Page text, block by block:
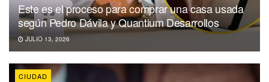
Este es el proceso para comprar una casa usada
según Pedro Dávila y Quantium Desarrollos
JULIO 13, 2026
CIUDAD